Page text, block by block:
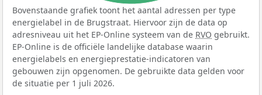
Bovenstaande grafiek toont het aantal adressen per type
energielabel in de Brugstraat. Hiervoor zijn de data op
adresniveau uit het EP-Online systeem van de RVO gebruikt.
EP-Online is de officiële landelijke database waarin
energielabels en energieprestatie-indicatoren van
gebouwen zijn opgenomen. De gebruikte data gelden voor
de situatie per 1 juli 2026.